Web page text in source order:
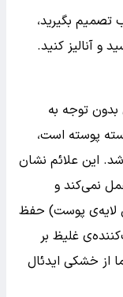
تصمیم بگیرید،
و آنالیز کنید.
توجه به
پوسته است،
این علائم نشان
نمی‌کند و
لایه‌ی پوست) حفظ
غلیظ بر
از خشکی ایدئال